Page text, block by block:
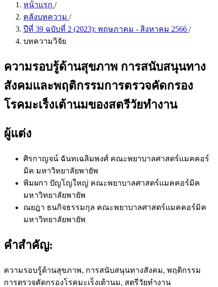
หน้าแรก /
คลังบทความ /
ปีที่ 39 ฉบับที่ 2 (2023): พฤษภาคม - สิงหาคม 2566 /
บทความวิจัย
ความรอบรู้ด้านสุขภาพ การสนับสนุนทาง
สังคมและพฤติกรรมการตรวจคัดกรอง
โรคมะเร็งเต้านมของสตรีวัยทำงาน
ผู้แต่ง
ศิรกาญจน์ ฉันทเฉลิมพงศ์ คณะพยาบาลศาสตร์แมคคอร์
มิค มหาวิทยาลัยพายัพ
พิมผกา ปัญโญใหญ่ คณะพยาบาลศาสตร์แมคคอร์มิค
มหาวิทยาลัยพายัพ
ณยฎา ธนกิจธรรมกุล คณะพยาบาลศาสตร์แมคคอร์มิค
มหาวิทยาลัยพายัพ
คำสำคัญ:
ความรอบรู้ด้านสุขภาพ, การสนับสนุนทางสังคม, พฤติกรรม
การตรวจคัดกรองโรคมะเร็งเต้านม, สตรีวัยทำงาน